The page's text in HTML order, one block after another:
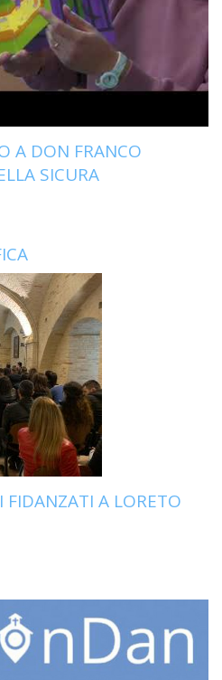
A DON FRANCO
SICURA
FIDANZATI A LORETO